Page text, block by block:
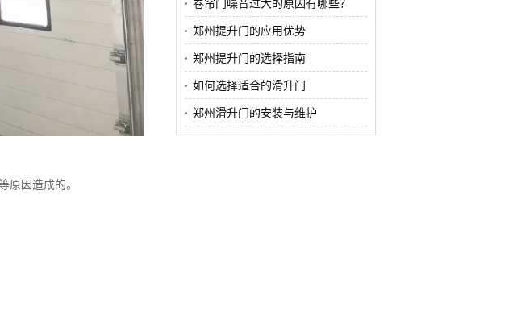
因造成的。
郑州提升门的应用优势
郑州提升门的选择指南
如何选择适合的滑升门
郑州滑升门的安装与维护